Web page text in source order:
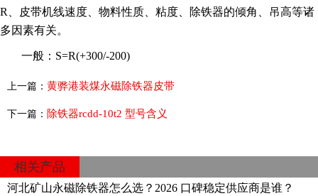
R、皮带机线速度、物料性质、粘度、除铁器的倾角、吊高等诸
多因素有关。
一般：S=R(+300/-200)
上一篇： 黄骅港装煤永磁除铁器皮带
下一篇： 除铁器rcdd-10t2 型号含义
相关产品
河北矿山永磁除铁器怎么选？2026 口碑稳定供应商是谁？